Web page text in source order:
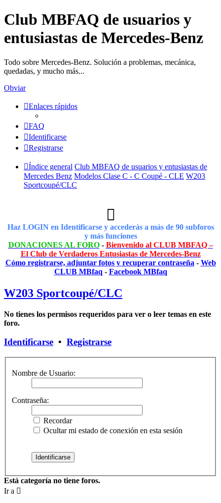
Club MBFAQ de usuarios y
entusiastas de Mercedes-Benz
Todo sobre Mercedes-Benz. Solución a problemas, mecánica,
quedadas, y mucho más...
Obviar
Enlaces rápidos
FAQ
Identificarse
Registrarse
Índice general Club MBFAQ de usuarios y entusiastas de
Mercedes Benz Modelos Clase C - C Coupé - CLE W203
Sportcoupé/CLC
Haz LOGIN en Identificarse y accederás a más de 90 subforos
y más funciones
DONACIONES AL FORO- Bienvenido al CLUB MBFAQ –
El Club de Verdaderos Entusiastas de Mercedes-Benz
Cómo registrarse, adjuntar fotos y recuperar contraseña - Web
CLUB MBfaq - Facebook MBfaq
W203 Sportcoupé/CLC
No tienes los permisos requeridos para ver o leer temas en este
foro.
Identificarse • Registrarse
Nombre de Usuario:
Contraseña:
Recordar
Ocultar mi estado de conexión en esta sesión
Está categoría no tiene foros.
Ir a